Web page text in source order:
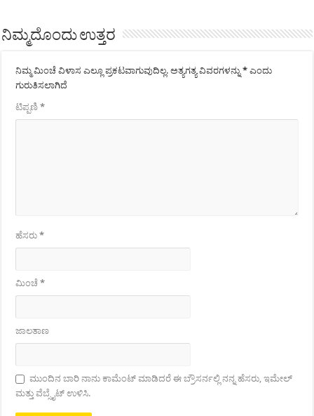
ನಿಮ್ಮದೊಂದು ಉತ್ತರ
ನಿಮ್ಮ ಮಿಂಚೆ ವಿಳಾಸ ಎಲ್ಲೂ ಪ್ರಕಟವಾಗುವುದಿಲ್ಲ. ಅತ್ಯಗತ್ಯ ವಿವರಗಳನ್ನು* ಎಂದು
ಗುರುತಿಸಲಾಗಿದೆ
ಟಿಪ್ಪಣಿ*
ಹೆಸರು*
ಮಿಂಚೆ*
ಜಾಲತಾಣ
ಮುಂದಿನ ಬಾರಿ ನಾನು ಕಾಮೆಂಟ್ ಮಾಡಿದರೆ ಈ ಬ್ರೌಸರ್ನಲ್ಲಿ ನನ್ನ ಹೆಸರು, ಇಮೇಲ್
ಮತ್ತು ವೆಬ್ಸೈಟ್ ಉಳಿಸಿ.